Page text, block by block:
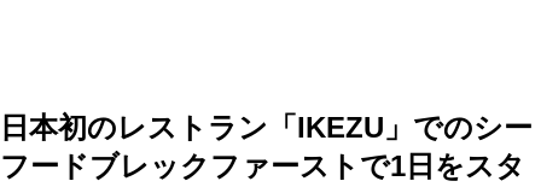
日本初のレストラン「IKEZU」でのシー
フードブレックファーストで1日をスタ